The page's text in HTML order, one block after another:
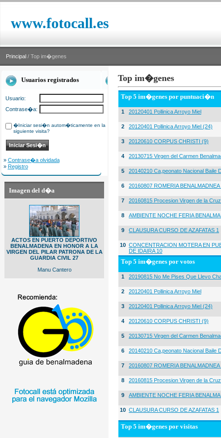
www.fotocall.es
Principal / Top im�genes
Usuarios registrados
Usuario:
Contrase�a:
�Iniciar sesi�n autom�ticamente en la
siguiente visita?
» Contrase�a olvidada
» Registro
Imagen del d�a
ACTOS EN PUERTO DEPORTIVO
BENALMADENA EN HONOR A LA
VIRGEN DEL PILAR PATRONA DE LA
GUARDIA CIVIL 27
Manu Cantero
Top im�genes
Top 5 im�genes por puntuaci�n
1 20120401 Pollinica Arroyo Miel
2 20120401 Pollinica Arroyo Miel (24)
3 20120610 CORPUS CHRISTI (9)
4 20130715 Virgen del Carmen
5 20140210 Ca,peonato Nacional Baile
6 20160807 ROMERIA
7 20160815 Procesion Virgen de la
8 AMBIENTE NOCHE FERIA
9 CLAUSURA CURSO DE AZAFATAS 1
10 CONCENTRACION MOTERA EN
DE IDAIRA 10
Top 5 im�genes por votos
1 20190815 No Me Pises Que Llevo
2 20120401 Pollinica Arroyo Miel
3 20120401 Pollinica Arroyo Miel (24)
4 20120610 CORPUS CHRISTI (9)
5 20130715 Virgen del Carmen
6 20140210 Ca,peonato Nacional Baile
7 20160807 ROMERIA
8 20160815 Procesion Virgen de la
9 AMBIENTE NOCHE FERIA
10 CLAUSURA CURSO DE AZAFATAS 1
Top 5 im�genes por visitas